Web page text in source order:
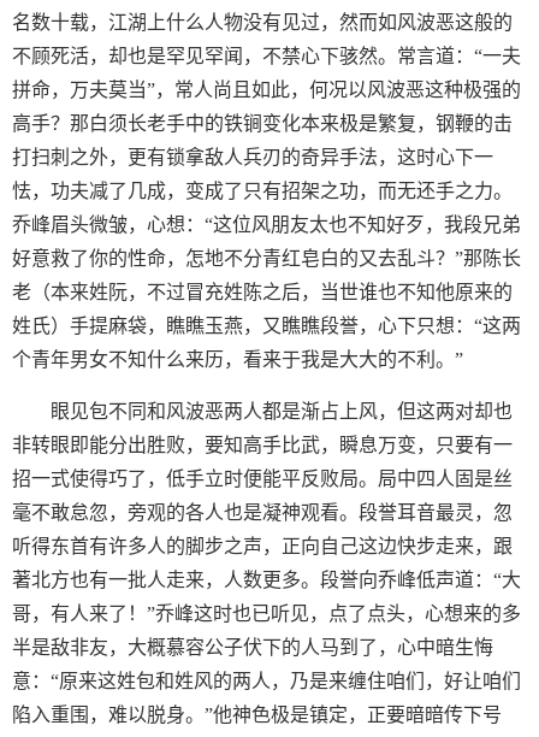
名数十载，江湖上什么人物没有见过，然而如风波恶这般的
不顾死活，却也是罕见罕闻，不禁心下骇然。常言道：“一夫
拼命，万夫莫当”，常人尚且如此，何况以风波恶这种极强的
高手？那白须长老手中的铁锏变化本来极是繁复，钢鞭的击
打扫刺之外，更有锁拿敌人兵刃的奇异手法，这时心下一
怯，功夫减了几成，变成了只有招架之功，而无还手之力。
乔峰眉头微皱，心想：“这位风朋友太也不知好歹，我段兄弟
好意救了你的性命，怎地不分青红皂白的又去乱斗？”那陈长
老（本来姓阮，不过冒充姓陈之后，当世谁也不知他原来的
姓氏）手提麻袋，瞧瞧玉燕，又瞧瞧段誉，心下只想：“这两
个青年男女不知什么来历，看来于我是大大的不利。”
眼见包不同和风波恶两人都是渐占上风，但这两对却也
非转眼即能分出胜败，要知高手比武，瞬息万变，只要有一
招一式使得巧了，低手立时便能平反败局。局中四人固是丝
毫不敢怠忽，旁观的各人也是凝神观看。段誉耳音最灵，忽
听得东首有许多人的脚步之声，正向自己这边快步走来，跟
著北方也有一批人走来，人数更多。段誉向乔峰低声道：“大
哥，有人来了！”乔峰这时也已听见，点了点头，心想来的多
半是敌非友，大概慕容公子伏下的人马到了，心中暗生悔
意：“原来这姓包和姓风的两人，乃是来缠住咱们，好让咱们
陷入重围，难以脱身。”他神色极是镇定，正要暗暗传下号